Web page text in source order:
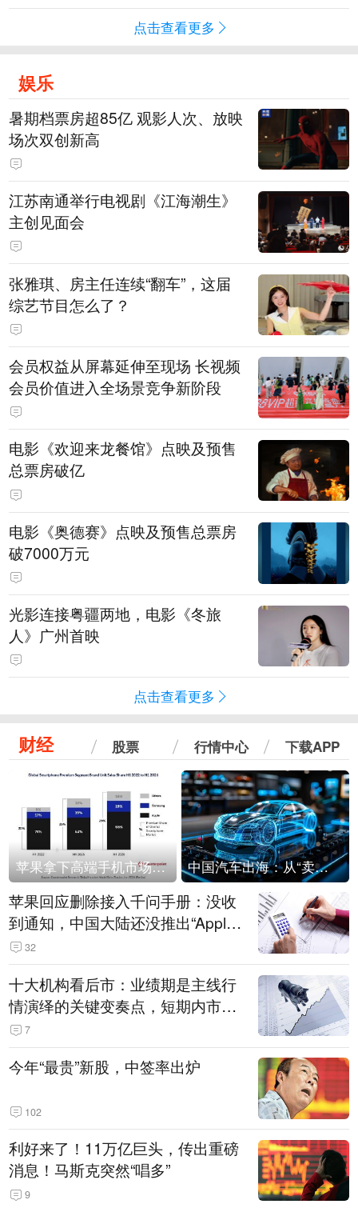
点击查看更多
娱乐
暑期档票房超85亿 观影人次、放映
场次双创新高
江苏南通举行电视剧《江海潮生》
主创见面会
张雅琪、房主任连续“翻车”，这届
综艺节目怎么了？
会员权益从屏幕延伸至现场 长视频
会员价值进入全场景竞争新阶段
电影《欢迎来龙餐馆》点映及预售
总票房破亿
电影《奥德赛》点映及预售总票房
破7000万元
光影连接粤疆两地，电影《冬旅
人》广州首映
点击查看更多
财经 股票 行情中心 下载APP
苹果拿下高端手机市场65%的份额：iPhone 17系列功不可没 中国汽车出海：从“卖出去”到“走进去”
苹果回应删除接入千问手册：没收
到通知，中国大陆还没推出“Apple
智能使用千问”功能
32
十大机构看后市：业绩期是主线行
情演绎的关键变奏点，短期内市场
或继续反弹，关注三条业绩主线
7
今年“最贵”新股，中签率出炉
102
利好来了！11万亿巨头，传出重磅
消息！马斯克突然“唱多”
9